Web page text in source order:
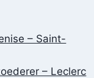
– Saint-
– Leclerc